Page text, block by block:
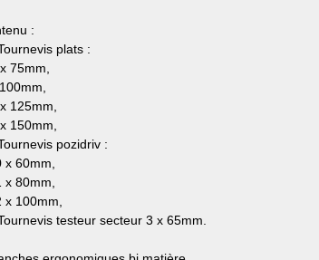
:
plats :
75mm,
125mm,
150mm,
pozidriv :
x 60mm,
x 80mm,
x 100mm,
testeur secteur 3 x 65mm.